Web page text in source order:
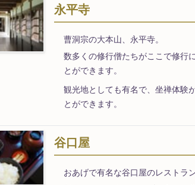
永平寺
曹洞宗の大本山、永平寺。
数多くの修行僧たちがここで修行
とができます。
観光地としても有名で、坐禅体験
とができます。
谷口屋
おあげで有名な谷口屋のレストラン